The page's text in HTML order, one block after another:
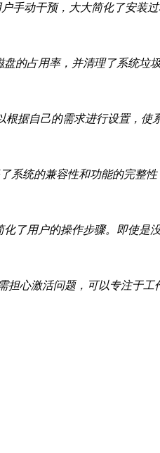
手动干预，大大简化了安装
的占用率，并清理了系统垃
据自己的需求进行设置，使
系统的兼容性和功能的完整
了用户的操作步骤。即使是
担心激活问题，可以专注于